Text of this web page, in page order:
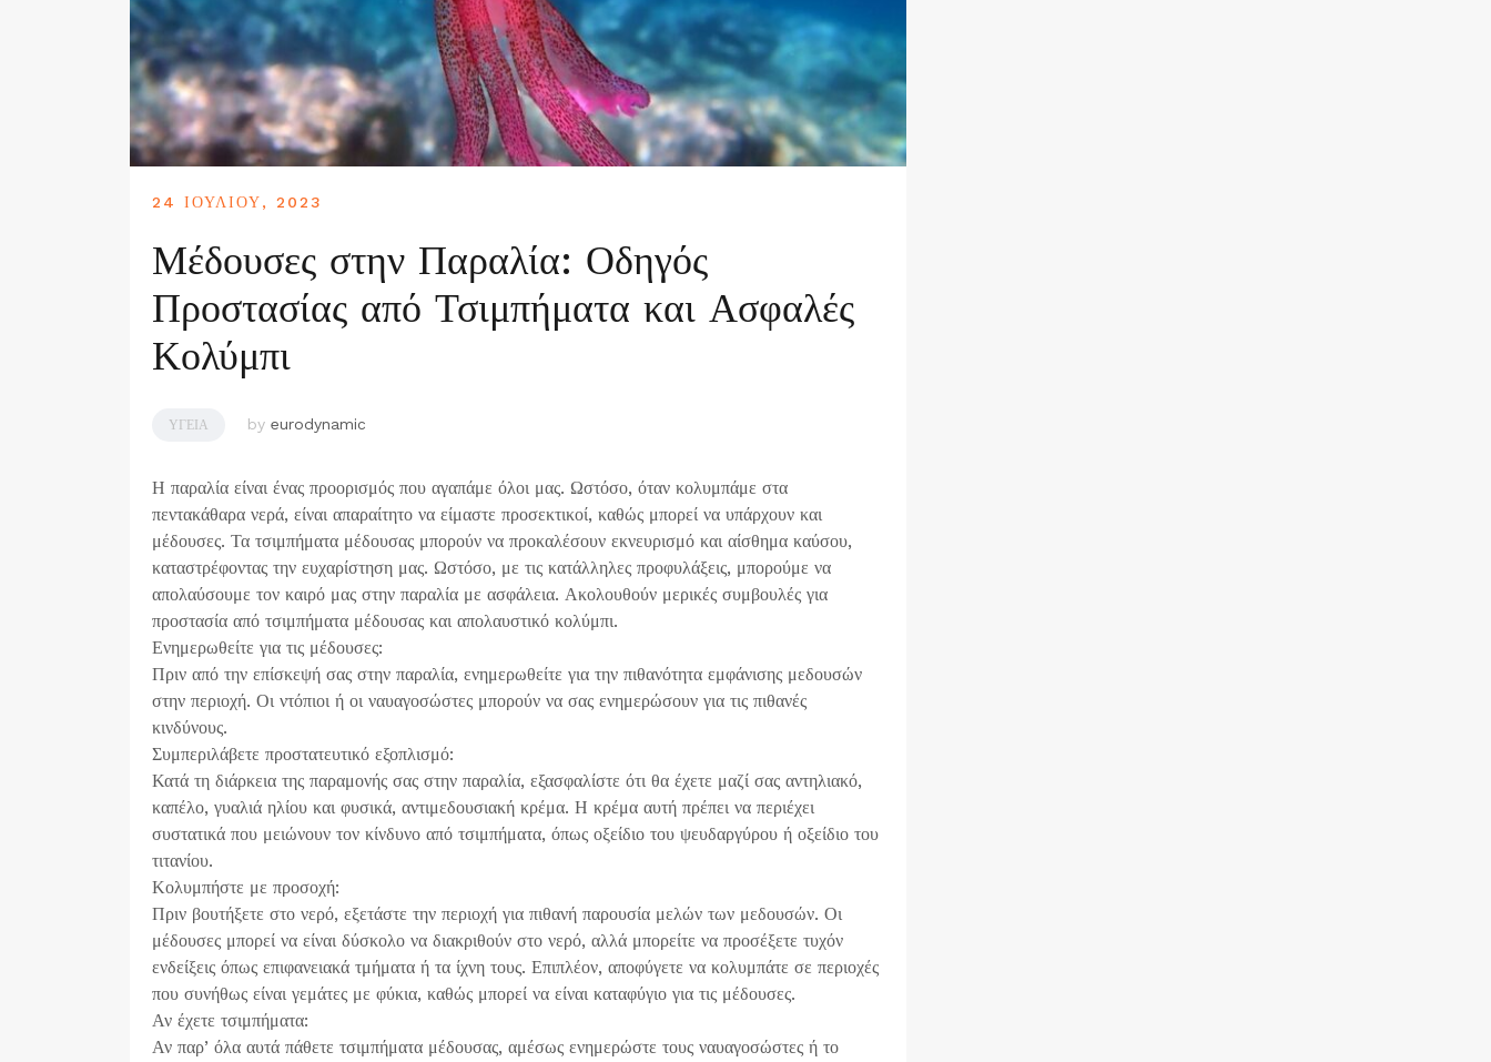
24 ΙΟΥΛΊΟΥ, 2023
Μέδουσες στην Παραλία: Οδηγός
Προστασίας από Τσιμπήματα και Ασφαλές
Κολύμπι
ΥΓΕΊΑ by eurodynamic
Η παραλία είναι ένας προορισμός που αγαπάμε όλοι μας. Ωστόσο, όταν κολυμπάμε στα
πεντακάθαρα νερά, είναι απαραίτητο να είμαστε προσεκτικοί, καθώς μπορεί να υπάρχουν και
μέδουσες. Τα τσιμπήματα μέδουσας μπορούν να προκαλέσουν εκνευρισμό και αίσθημα καύσου,
καταστρέφοντας την ευχαρίστηση μας. Ωστόσο, με τις κατάλληλες προφυλάξεις, μπορούμε να
απολαύσουμε τον καιρό μας στην παραλία με ασφάλεια. Ακολουθούν μερικές συμβουλές για
προστασία από τσιμπήματα μέδουσας και απολαυστικό κολύμπι.
Ενημερωθείτε για τις μέδουσες:
Πριν από την επίσκεψή σας στην παραλία, ενημερωθείτε για την πιθανότητα εμφάνισης μεδουσών
στην περιοχή. Οι ντόπιοι ή οι ναυαγοσώστες μπορούν να σας ενημερώσουν για τις πιθανές
κινδύνους.
Συμπεριλάβετε προστατευτικό εξοπλισμό:
Κατά τη διάρκεια της παραμονής σας στην παραλία, εξασφαλίστε ότι θα έχετε μαζί σας αντηλιακό,
καπέλο, γυαλιά ηλίου και φυσικά, αντιμεδουσιακή κρέμα. Η κρέμα αυτή πρέπει να περιέχει
συστατικά που μειώνουν τον κίνδυνο από τσιμπήματα, όπως οξείδιο του ψευδαργύρου ή οξείδιο του
τιτανίου.
Κολυμπήστε με προσοχή:
Πριν βουτήξετε στο νερό, εξετάστε την περιοχή για πιθανή παρουσία μελών των μεδουσών. Οι
μέδουσες μπορεί να είναι δύσκολο να διακριθούν στο νερό, αλλά μπορείτε να προσέξετε τυχόν
ενδείξεις όπως επιφανειακά τμήματα ή τα ίχνη τους. Επιπλέον, αποφύγετε να κολυμπάτε σε περιοχές
που συνήθως είναι γεμάτες με φύκια, καθώς μπορεί να είναι καταφύγιο για τις μέδουσες.
Αν έχετε τσιμπήματα:
Αν παρ’ όλα αυτά πάθετε τσιμπήματα μέδουσας, αμέσως ενημερώστε τους ναυαγοσώστες ή το